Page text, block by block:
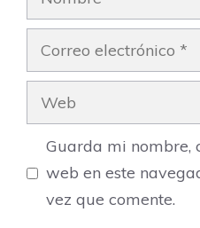
Correo
electrónico
Web
Guarda mi nombre,
web en este
vez que comente.